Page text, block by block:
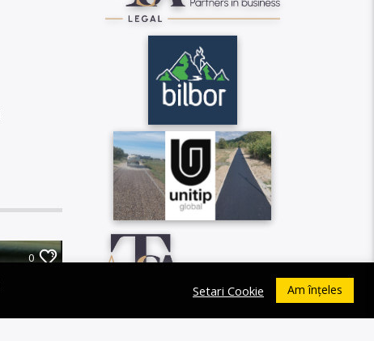
0
Setari Cookie Am înțeles